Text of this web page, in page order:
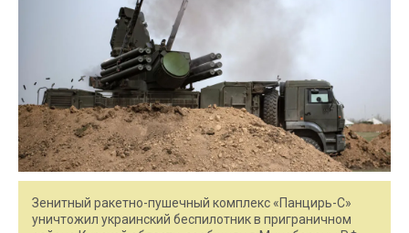
Зенитный ракетно-пушечный комплекс «Панцирь-С»
уничтожил украинский беспилотник в приграничном